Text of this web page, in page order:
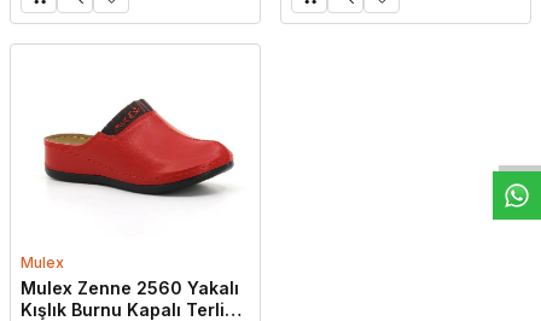
Mulex
Mulex Zenne 2560 Yakalı
Kışlık Burnu Kapalı Terlik